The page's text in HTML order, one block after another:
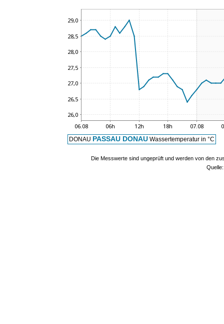
DONAU PASSAU DONAU Wassertemperatur in °C
Die Messwerte sind ungeprüft und werden von den